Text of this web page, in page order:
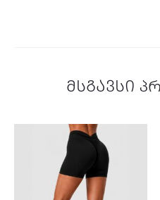
მსგავსი